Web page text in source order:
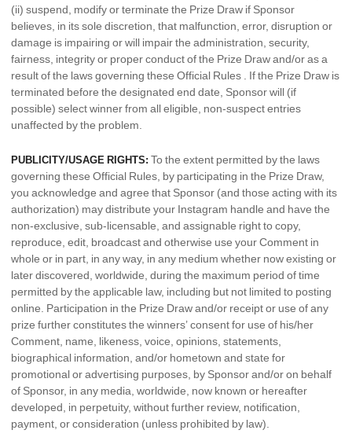
(ii) suspend, modify or terminate the Prize Draw if Sponsor
believes, in its sole discretion, that malfunction, error, disruption or
damage is impairing or will impair the administration, security,
fairness, integrity or proper conduct of the Prize Draw and/or as a
result of the laws governing these Official Rules . If the Prize Draw is
terminated before the designated end date, Sponsor will (if
possible) select winner from all eligible, non-suspect entries
unaffected by the problem.
PUBLICITY/USAGE RIGHTS:To the extent permitted by the laws
governing these Official Rules, by participating in the Prize Draw,
you acknowledge and agree that Sponsor (and those acting with its
authorization) may distribute your Instagram handle and have the
non-exclusive, sub-licensable, and assignable right to copy,
reproduce, edit, broadcast and otherwise use your Comment in
whole or in part, in any way, in any medium whether now existing or
later discovered, worldwide, during the maximum period of time
permitted by the applicable law, including but not limited to posting
online. Participation in the Prize Draw and/or receipt or use of any
prize further constitutes the winners’ consent for use of his/her
Comment, name, likeness, voice, opinions, statements,
biographical information, and/or hometown and state for
promotional or advertising purposes, by Sponsor and/or on behalf
of Sponsor, in any media, worldwide, now known or hereafter
developed, in perpetuity, without further review, notification,
payment, or consideration (unless prohibited by law).